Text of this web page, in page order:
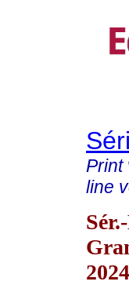
Print
line
2024